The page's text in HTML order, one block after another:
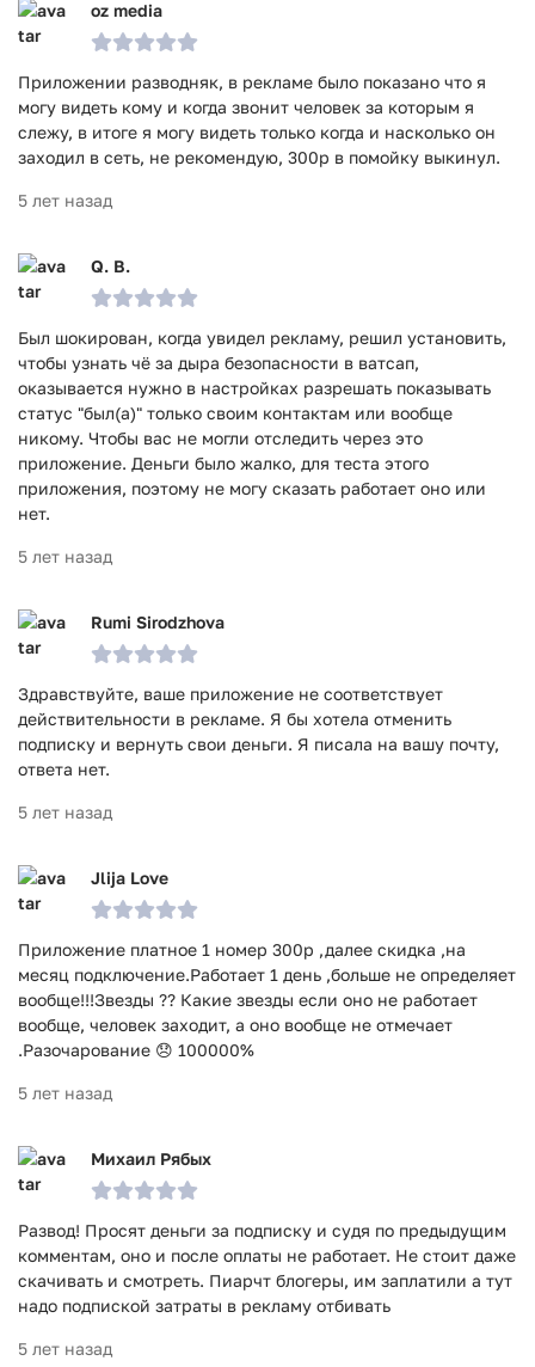
указанных номеров появится в сети и будет онлайн,
пользователь тут же получит соответствующий звуковой
уведомлений. Помимо этого, можно получать данные о
количестве времени, проведенном в онлайне.
Приложение ParentsKit прошло проверку антивирусом
VirusTotal. В результате проверки по всем последним
oz media
Приложении разводняк, в рекламе было показано что я
могу видеть кому и когда звонит человек за которым я
слежу, в итоге я могу видеть только когда и насколько он
заходил в сеть, не рекомендую, 300р в помойку выкинул.
5 лет назад
Q. B.
Был шокирован, когда увидел рекламу, решил установить,
чтобы узнать чё за дыра безопасности в ватсап,
оказывается нужно в настройках разрешать показывать
статус "был(а)" только своим контактам или вообще
никому. Чтобы вас не могли отследить через это
приложение. Деньги было жалко, для теста этого
приложения, поэтому не могу сказать работает оно или
нет.
5 лет назад
Rumi Sirodzhova
Здравствуйте, ваше приложение не соответствует
действительности в рекламе. Я бы хотела отменить
подписку и вернуть свои деньги. Я писала на вашу почту,
ответа нет.
5 лет назад
Jlija Love
Приложение платное 1 номер 300р ,далее скидка ,на
месяц подключение.Работает 1 день ,больше не определяет
вообще!!!Звезды ?? Какие звезды если оно не работает
вообще, человек заходит, а оно вообще не отмечает
.Разочарование 😞 100000%
5 лет назад
Михаил Рябых
Развод! Просят деньги за подписку и судя по предыдущим
комментам, оно и после оплаты не работает. Не стоит даже
скачивать и смотреть. Пиарчт блогеры, им заплатили а тут
надо подпиской затраты в рекламу отбивать
5 лет назад